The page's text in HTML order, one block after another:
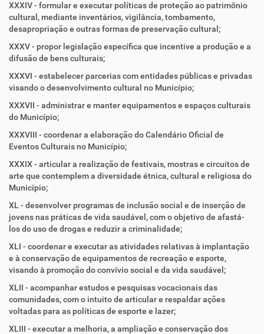
XXXIV - formular e executar políticas de proteção ao patrimônio
cultural, mediante inventários, vigilância, tombamento,
desapropriação e outras formas de preservação cultural;
XXXV - propor legislação específica que incentive a produção e a
difusão de bens culturais;
XXXVI - estabelecer parcerias com entidades públicas e privadas
visando o desenvolvimento cultural no Município;
XXXVII - administrar e manter equipamentos e espaços culturais
do Município;
XXXVIII - coordenar a elaboração do Calendário Oficial de
Eventos Culturais no Município;
XXXIX - articular a realização de festivais, mostras e circuitos de
arte que contemplem a diversidade étnica, cultural e religiosa do
Município;
XL - desenvolver programas de inclusão social e de inserção de
jovens nas práticas de vida saudável, com o objetivo de afastá-
los do uso de drogas e reduzir a criminalidade;
XLI - coordenar e executar as atividades relativas à implantação
e à conservação de equipamentos de recreação e esporte,
visando à promoção do convívio social e da vida saudável;
XLII - acompanhar estudos e pesquisas vocacionais das
comunidades, com o intuito de articular e respaldar ações
voltadas para as políticas de esporte e lazer;
XLIII - executar a melhoria, a ampliação e conservação dos